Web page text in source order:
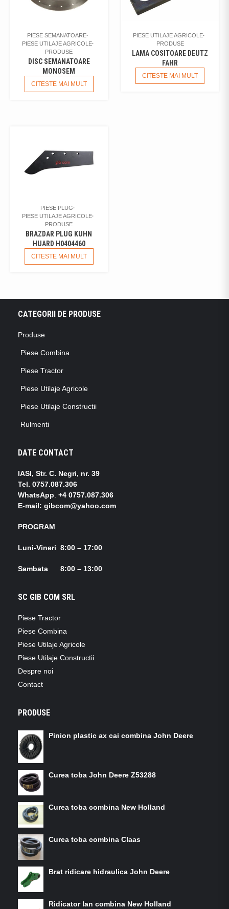
PIESE SEMANATOARE
PIESE UTILAJE AGRICOLE
PRODUSE
DISC SEMANATOARE
MONOSEM
CITESTE MAI MULT
PIESE UTILAJE AGRICOLE
PRODUSE
LAMA COSITOARE DEUTZ
FAHR
CITESTE MAI MULT
PIESE PLUG
PIESE UTILAJE AGRICOLE
PRODUSE
BRAZDAR PLUG KUHN
HUARD H0404460
CITESTE MAI MULT
CATEGORII DE PRODUSE
Produse
Piese Combina
Piese Tractor
Piese Utilaje Agricole
Piese Utilaje Constructii
Rulmenti
DATE CONTACT
IASI, Str. C. Negri, nr. 39
Tel. 0757.087.306
WhatsApp +4 0757.087.306
E-mail: gibcom@yahoo.com
PROGRAM
Luni-Vineri 8:00 – 17:00
Sambata 8:00 – 13:00
SC GIB COM SRL
Piese Tractor
Piese Combina
Piese Utilaje Agricole
Piese Utilaje Constructii
Despre noi
Contact
PRODUSE
Pinion plastic ax cai combina John Deere
Curea toba John Deere Z53288
Curea toba combina New Holland
Curea toba combina Claas
Brat ridicare hidraulica John Deere
Ridicator lan combina New Holland